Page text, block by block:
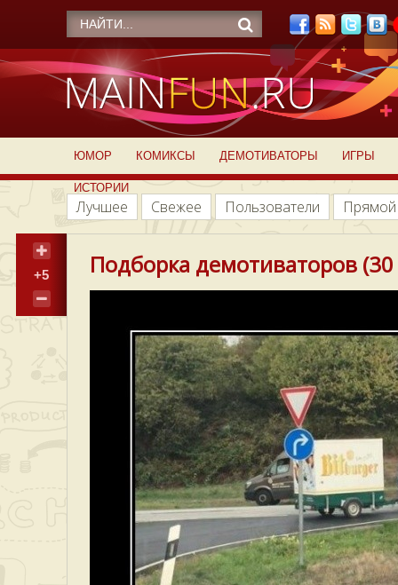
ЮМОР КОМИКСЫ ДЕМОТИВАТОРЫ ИГРЫ
ИСТОРИИ
Лучшее Свежее Пользователи
+5 Подборка демотиваторов